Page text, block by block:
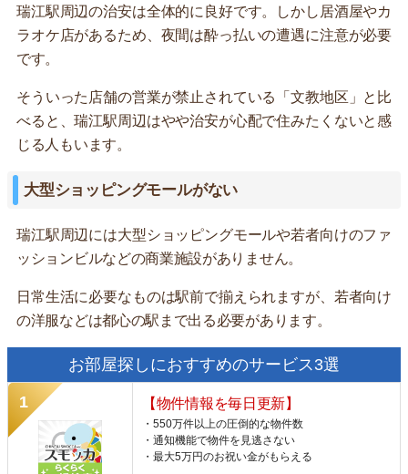
瑞江駅周辺の治安は全体的に良好です。しかし居酒屋やカ
ラオケ店があるため、夜間は酔っ払いの遭遇に注意が必要
です。
そういった店舗の営業が禁止されている「文教地区」と比
べると、瑞江駅周辺はやや治安が心配で住みたくないと感
じる人もいます。
大型ショッピングモールがない
瑞江駅周辺には大型ショッピングモールや若者向けのファ
ッションビルなどの商業施設がありません。
日常生活に必要なものは駅前で揃えられますが、若者向け
の洋服などは都心の駅まで出る必要があります。
お部屋探しにおすすめのサービス3選
【物件情報を毎日更新】
・550万件以上の圧倒的な物件数
・通知機能で物件を見逃さない
・最大5万円のお祝い金がもらえる